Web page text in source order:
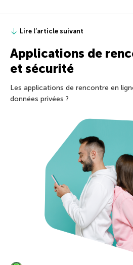
Lire l’article suivant
Applications de
et sécurité
Les applications de rencontre en
données privées ?